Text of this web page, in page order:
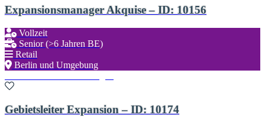
Expansionsmanager Akquise – ID: 10156
Vollzeit
Senior (>6 Jahren BE)
Retail
Berlin und Umgebung
Gebietsleiter Expansion – ID: 10174